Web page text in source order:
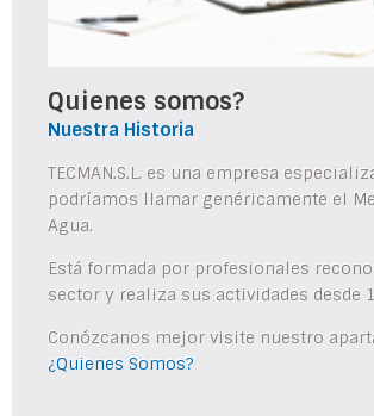
Quienes somos?
Nuestra Historia
TECMAN.S.L. es una empresa
podríamos llamar genéricamente el
Agua.
Está formada por profesionales
sector y realiza sus actividades desde
Conózcanos mejor visite nuestro
¿Quienes Somos?